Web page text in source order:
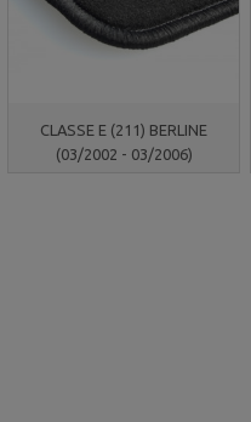
CLASSE E (211) BERLINE
(03/2002 - 03/2006)